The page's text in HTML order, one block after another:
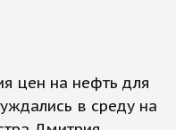
цен на нефть для
в среду на